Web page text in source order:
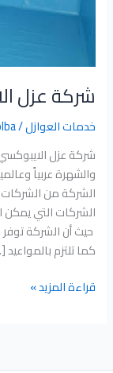
شركة عزل
خدمات العوازل/
شركة عزل
والشهرة عربياََ
الشركة من
الشركات التي يمكن
حيث أن الشركة
كما تلتزم
قراءة المزيد »